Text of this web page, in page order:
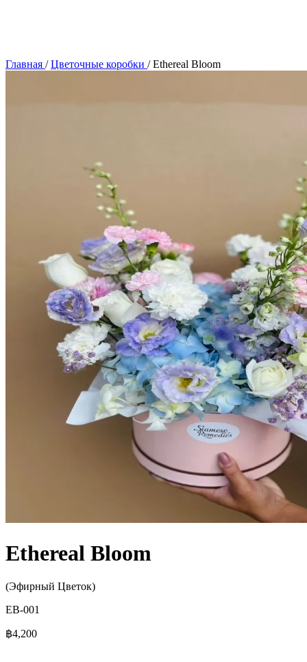
Главная / Цветочные коробки / Ethereal Bloom
Ethereal Bloom
(Эфирный Цветок)
EB-001
฿4,200